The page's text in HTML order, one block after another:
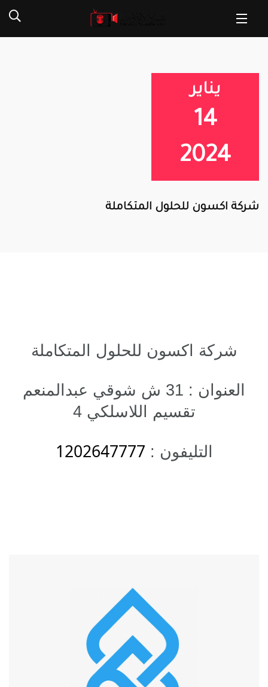
يناير
14
2024
شركة اكسون للحلول المتكاملة
شركة اكسون للحلول المتكاملة
العنوان : 31 ش شوقي عبدالمنعم
تقسيم اللاسلكي 4
التليفون : 1202647777